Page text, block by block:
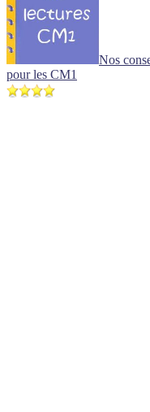
Nos
pour les CM1